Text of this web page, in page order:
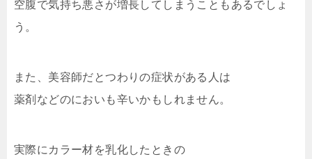
空腹で気持ち悪さが増長してしまうこともあるでしょ
う。
また、美容師だとつわりの症状がある人は
薬剤などのにおいも辛いかもしれません。
実際にカラー材を乳化したときの